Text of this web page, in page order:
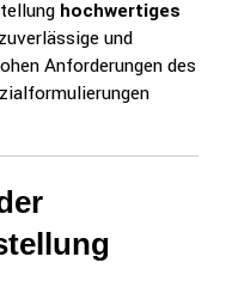
hochwertiges
und
Anforderungen des